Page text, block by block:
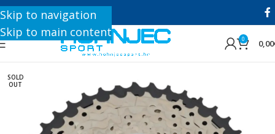
Skip to navigation
Skip to main content
+385 1 8896 200
0 0,00
SOLD
OUT